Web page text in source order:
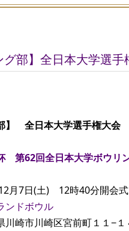
グ部】全日本大学選
】 全日本大学選手権大会
第62回全日本大学ボウリ
月7日(土) 12時40分開会式
ンドボウル
市川崎区宮前町１１−１